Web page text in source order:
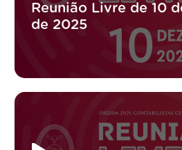
Reunião Livre de 10
de 2025